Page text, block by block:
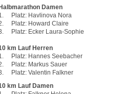
Halbmarathon Damen
Platz: Havlinova Nora
Platz: Howard Claire
Platz: Ecker Laura-Sophie
km Lauf Herren
Platz: Hannes Seebacher
Platz: Markus Sauer
Platz: Valentin Falkner
km Lauf Damen